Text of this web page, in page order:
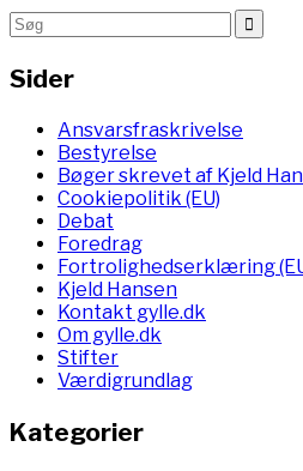
Sider
Ansvarsfraskrivelse
Bestyrelse
Bøger skrevet af Kjeld
Cookiepolitik (EU)
Debat
Foredrag
Fortrolighedserklæring
Kjeld Hansen
Kontakt gylle.dk
Om gylle.dk
Stifter
Værdigrundlag
Kategorier